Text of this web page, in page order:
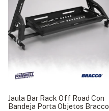
Jaula Bar Rack Off Road Con
Bandeja Porta Objetos Bracco